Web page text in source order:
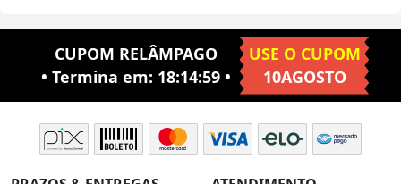
CUPOM RELÂMPAGO
• Termina em: 18:14:58•
USE O CUPOM
10AGOSTO